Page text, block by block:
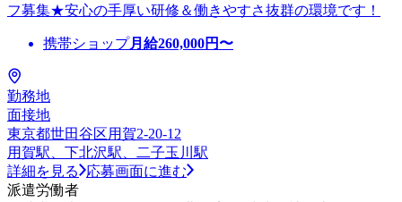
フ募集★安心の手厚い研修＆働きやすさ抜群の環境です！
携帯ショップ月給260,000円〜
勤務地
面接地
東京都世田谷区用賀2-20-12
用賀駅、下北沢駅、二子玉川駅
詳細を見る
応募画面に進む
派遣労働者